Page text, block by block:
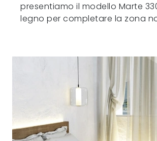
presentiamo il modello Marte
legno per completare la zona